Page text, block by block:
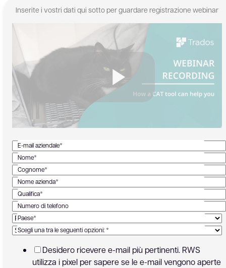
Inserite i vostri dati qui sotto per guardare registrazione webinar
E-mail aziendale*
Nome*
Cognome*
Nome azienda*
Qualifica*
Numero di telefono
Paese*
Scegli una tra le seguenti opzioni: *
Desidero ricevere e-mail più pertinenti. RWS
utilizza i pixel per sapere se le e-mail vengono aperte